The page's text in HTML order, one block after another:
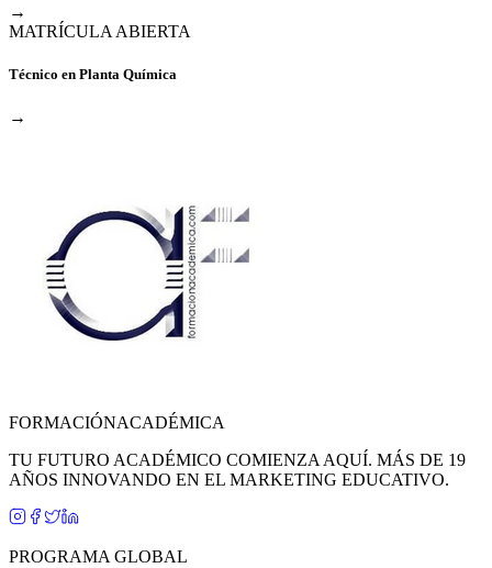
→
MATRÍCULA ABIERTA
Técnico en Planta Química
→
FORMACIÓNACADÉMICA
TU FUTURO ACADÉMICO COMIENZA AQUÍ. MÁS DE 19
AÑOS INNOVANDO EN EL MARKETING EDUCATIVO.
PROGRAMA GLOBAL